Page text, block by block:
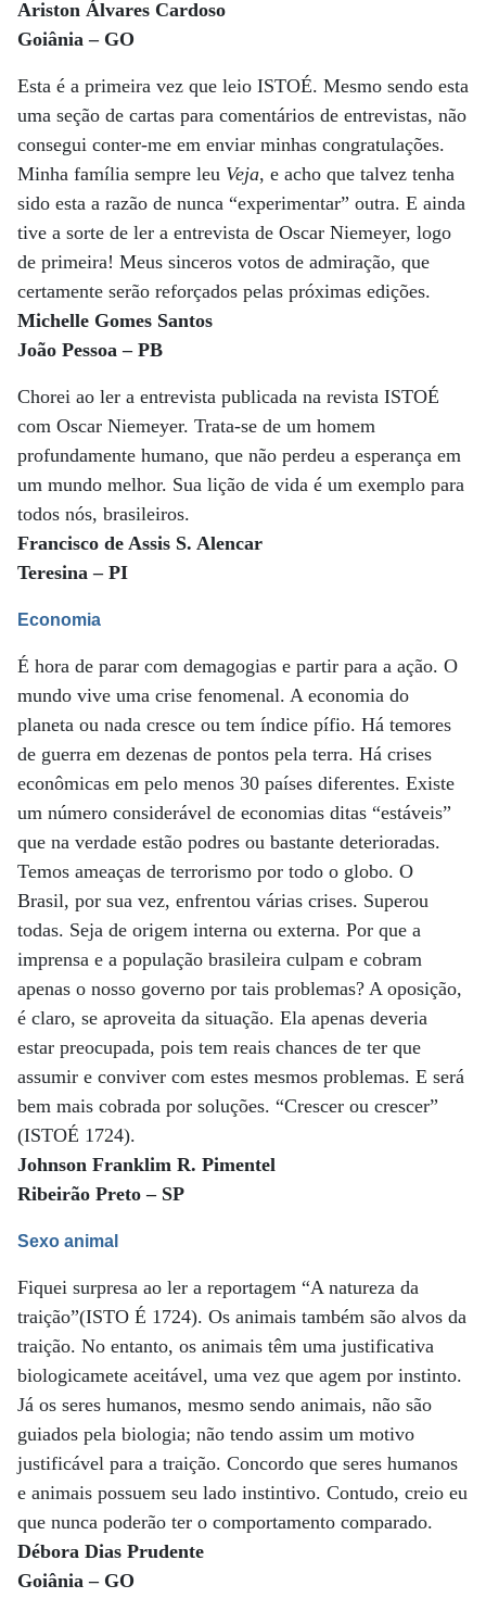
Ariston Álvares Cardoso
Goiânia – GO
Esta é a primeira vez que leio ISTOÉ. Mesmo sendo esta
uma seção de cartas para comentários de entrevistas, não
consegui conter-me em enviar minhas congratulações.
Minha família sempre leu Veja, e acho que talvez tenha
sido esta a razão de nunca “experimentar” outra. E ainda
tive a sorte de ler a entrevista de Oscar Niemeyer, logo
de primeira! Meus sinceros votos de admiração, que
certamente serão reforçados pelas próximas edições.
Michelle Gomes Santos
João Pessoa – PB
Chorei ao ler a entrevista publicada na revista ISTOÉ
com Oscar Niemeyer. Trata-se de um homem
profundamente humano, que não perdeu a esperança em
um mundo melhor. Sua lição de vida é um exemplo para
todos nós, brasileiros.
Francisco de Assis S. Alencar
Teresina – PI
Economia
É hora de parar com demagogias e partir para a ação. O
mundo vive uma crise fenomenal. A economia do
planeta ou nada cresce ou tem índice pífio. Há temores
de guerra em dezenas de pontos pela terra. Há crises
econômicas em pelo menos 30 países diferentes. Existe
um número considerável de economias ditas “estáveis”
que na verdade estão podres ou bastante deterioradas.
Temos ameaças de terrorismo por todo o globo. O
Brasil, por sua vez, enfrentou várias crises. Superou
todas. Seja de origem interna ou externa. Por que a
imprensa e a população brasileira culpam e cobram
apenas o nosso governo por tais problemas? A oposição,
é claro, se aproveita da situação. Ela apenas deveria
estar preocupada, pois tem reais chances de ter que
assumir e conviver com estes mesmos problemas. E será
bem mais cobrada por soluções. “Crescer ou crescer”
(ISTOÉ 1724).
Johnson Franklim R. Pimentel
Ribeirão Preto – SP
Sexo animal
Fiquei surpresa ao ler a reportagem “A natureza da
traição”(ISTO É 1724). Os animais também são alvos da
traição. No entanto, os animais têm uma justificativa
biologicamete aceitável, uma vez que agem por instinto.
Já os seres humanos, mesmo sendo animais, não são
guiados pela biologia; não tendo assim um motivo
justificável para a traição. Concordo que seres humanos
e animais possuem seu lado instintivo. Contudo, creio eu
que nunca poderão ter o comportamento comparado.
Débora Dias Prudente
Goiânia – GO